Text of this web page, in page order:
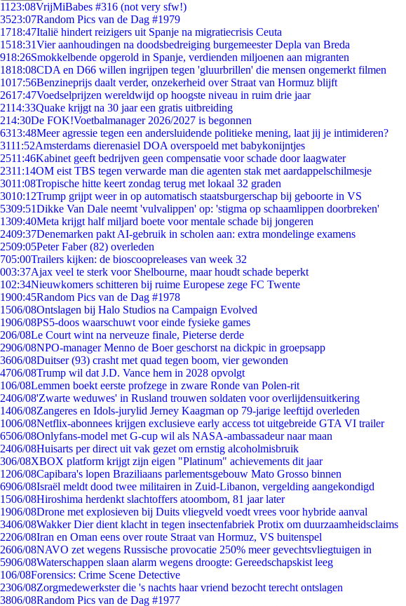
11 23:08VrijMiBabes #316 (not very sfw!)
3523:07Random Pics van de Dag #1979
1718:47Italië hindert reizigers uit Spanje na migratiecrisis Ceuta
1518:31Vier aanhoudingen na doodsbedreiging burgemeester Depla van Breda
918:26Smokkelbende opgerold in Spanje, verdienden miljoenen aan migranten
1818:08CDA en D66 willen ingrijpen tegen 'gluurbrillen' die mensen ongemerkt filmen
1017:56Benzineprijs daalt verder, onzekerheid over Straat van Hormuz blijft
2617:47Voedselprijzen wereldwijd op hoogste niveau in ruim drie jaar
2114:33Quake krijgt na 30 jaar een gratis uitbreiding
214:30De FOK!Voetbalmanager 2026/2027 is begonnen
6313:48Meer agressie tegen een andersluidende politieke mening, laat jij je intimideren?
3111:52Amsterdams dierenasiel DOA overspoeld met babykonijntjes
2511:46Kabinet geeft bedrijven geen compensatie voor schade door laagwater
2311:14OM eist TBS tegen verwarde man die agenten stak met aardappelschilmesje
3011:08Tropische hitte keert zondag terug met lokaal 32 graden
3010:12Trump grijpt weer in op automatisch staatsburgerschap bij geboorte in VS
5309:51Dikke Van Dale neemt 'vulvalippen' op: 'stigma op schaamlippen doorbreken'
1309:40Meta krijgt half miljard boete voor mentale schade bij jongeren
2409:37Denemarken pakt AI-gebruik in scholen aan: extra mondelinge examens
2509:05Peter Faber (82) overleden
705:00Trailers kijken: de bioscoopreleases van week 32
003:37Ajax veel te sterk voor Shelbourne, maar houdt schade beperkt
102:34Nieuwkomers schitteren bij ruime Europese zege FC Twente
1900:45Random Pics van de Dag #1978
1506/08Ontslagen bij Halo Studios na Campaign Evolved
1906/08PS5-doos waarschuwt voor einde fysieke games
206/08Le Court wint na nerveuze finale, Pieterse derde
2906/08NPO-manager Menno de Boer geschorst na dickpic in groepsapp
3606/08Duitser (93) crasht met quad tegen boom, vier gewonden
4706/08Trump wil dat J.D. Vance hem in 2028 opvolgt
106/08Lemmen boekt eerste profzege in zware Ronde van Polen-rit
2406/08'Zwarte weduwes' in Rusland trouwen soldaten voor overlijdensuitkering
1406/08Zangeres en Idols-jurylid Jerney Kaagman op 79-jarige leeftijd overleden
1006/08Netflix-abonnees krijgen exclusieve early access tot uitgebreide GTA VI trailer
6506/08Onlyfans-model met G-cup wil als NASA-ambassadeur naar maan
2406/08Huisarts per direct uit vak gezet om ernstig alcoholmisbruik
306/08XBOX platform krijgt zijn eigen "Platinum" achievements dit jaar
1206/08Capibara's lopen Braziliaans parlementsgebouw Mato Grosso binnen
6906/08Israël meldt dood twee militairen in Zuid-Libanon, vergelding aangekondigd
1506/08Hiroshima herdenkt slachtoffers atoombom, 81 jaar later
1906/08Drone met explosieven bij Duits vliegveld voedt vrees voor hybride aanval
3406/08Wakker Dier dient klacht in tegen insectenfabriek Protix om duurzaamheidsclaims
2206/08Iran en Oman eens over route Straat van Hormuz, VS buitenspel
2606/08NAVO zet wegens Russische provocatie 250% meer gevechtsvliegtuigen in
5906/08Waterschappen slaan alarm wegens droogte: Gereedschapskist leeg
106/08Forensics: Crime Scene Detective
2306/08Zorgmedewerkster die 's nachts haar vriend bezocht terecht ontslagen
3806/08Random Pics van de Dag #1977